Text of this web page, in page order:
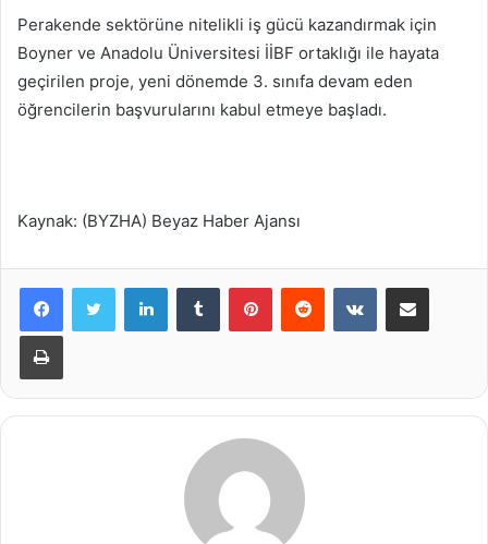
Perakende sektörüne nitelikli iş gücü kazandırmak için
Boyner ve Anadolu Üniversitesi İİBF ortaklığı ile hayata
geçirilen proje, yeni dönemde 3. sınıfa devam eden
öğrencilerin başvurularını kabul etmeye başladı.
Kaynak: (BYZHA) Beyaz Haber Ajansı
LinkedInTumblr PinterestReddit VKontakteE-Posta ile paylaş
Yazdır